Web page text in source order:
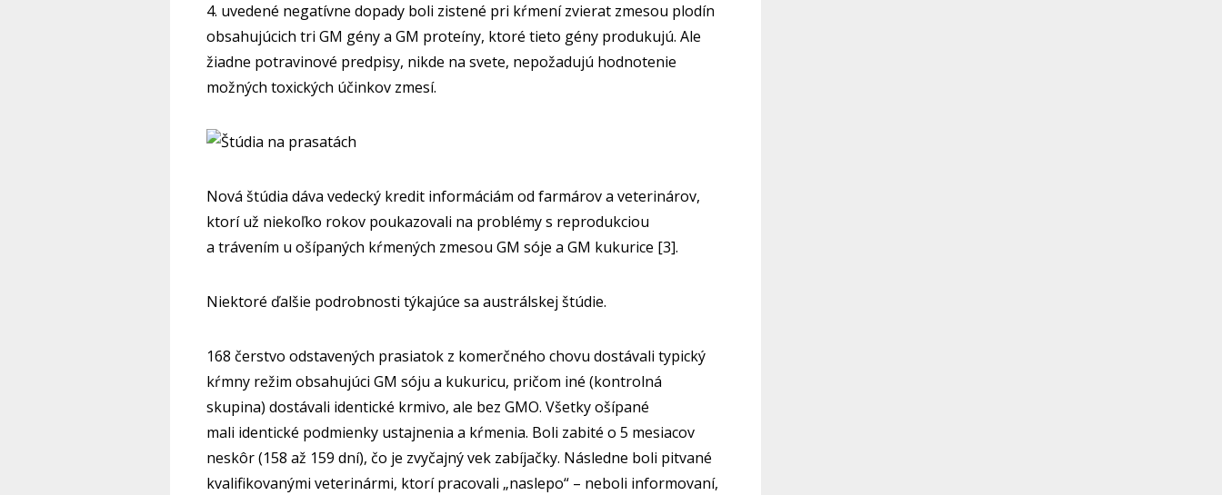
4. uvedené negatívne dopady boli zistené pri kŕmení zvierat zmesou plodín
obsahujúcich tri GM gény a GM proteíny, ktoré tieto gény produkujú. Ale
žiadne potravinové predpisy, nikde na svete, nepožadujú hodnotenie
možných toxických účinkov zmesí.
Nová štúdia dáva vedecký kredit informáciám od farmárov a veterinárov,
ktorí už niekoľko rokov poukazovali na problémy s reprodukciou
a trávením u ošípaných kŕmených zmesou GM sóje a GM kukurice [3].
Niektoré ďalšie podrobnosti týkajúce sa austrálskej štúdie.
168 čerstvo odstavených prasiatok z komerčného chovu dostávali typický
kŕmny režim obsahujúci GM sóju a kukuricu, pričom iné (kontrolná
skupina) dostávali identické krmivo, ale bez GMO. Všetky ošípané
mali identické podmienky ustajnenia a kŕmenia. Boli zabité o 5 mesiacov
neskôr (158 až 159 dní), čo je zvyčajný vek zabíjačky. Následne boli pitvané
kvalifikovanými veterinármi, ktorí pracovali „naslepo“ – neboli informovaní,